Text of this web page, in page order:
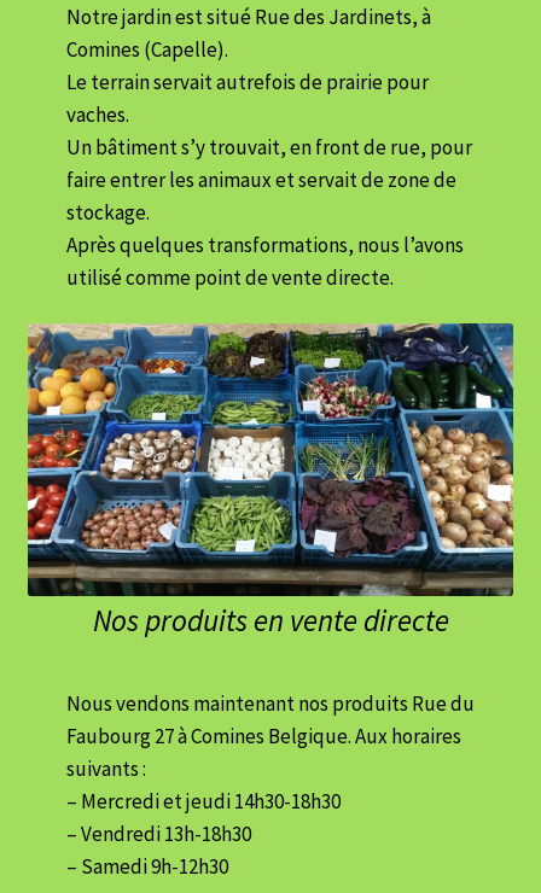
Notre jardin est situé Rue des Jardinets, à
Comines (Capelle).
Le terrain servait autrefois de prairie pour
vaches.
Un bâtiment s’y trouvait, en front de rue, pour
faire entrer les animaux et servait de zone de
stockage.
Après quelques transformations, nous l’avons
utilisé comme point de vente directe.
Nos produits en vente directe
Nous vendons maintenant nos produits Rue du
Faubourg 27 à Comines Belgique. Aux horaires
suivants :
– Mercredi et jeudi 14h30-18h30
– Vendredi 13h-18h30
– Samedi 9h-12h30